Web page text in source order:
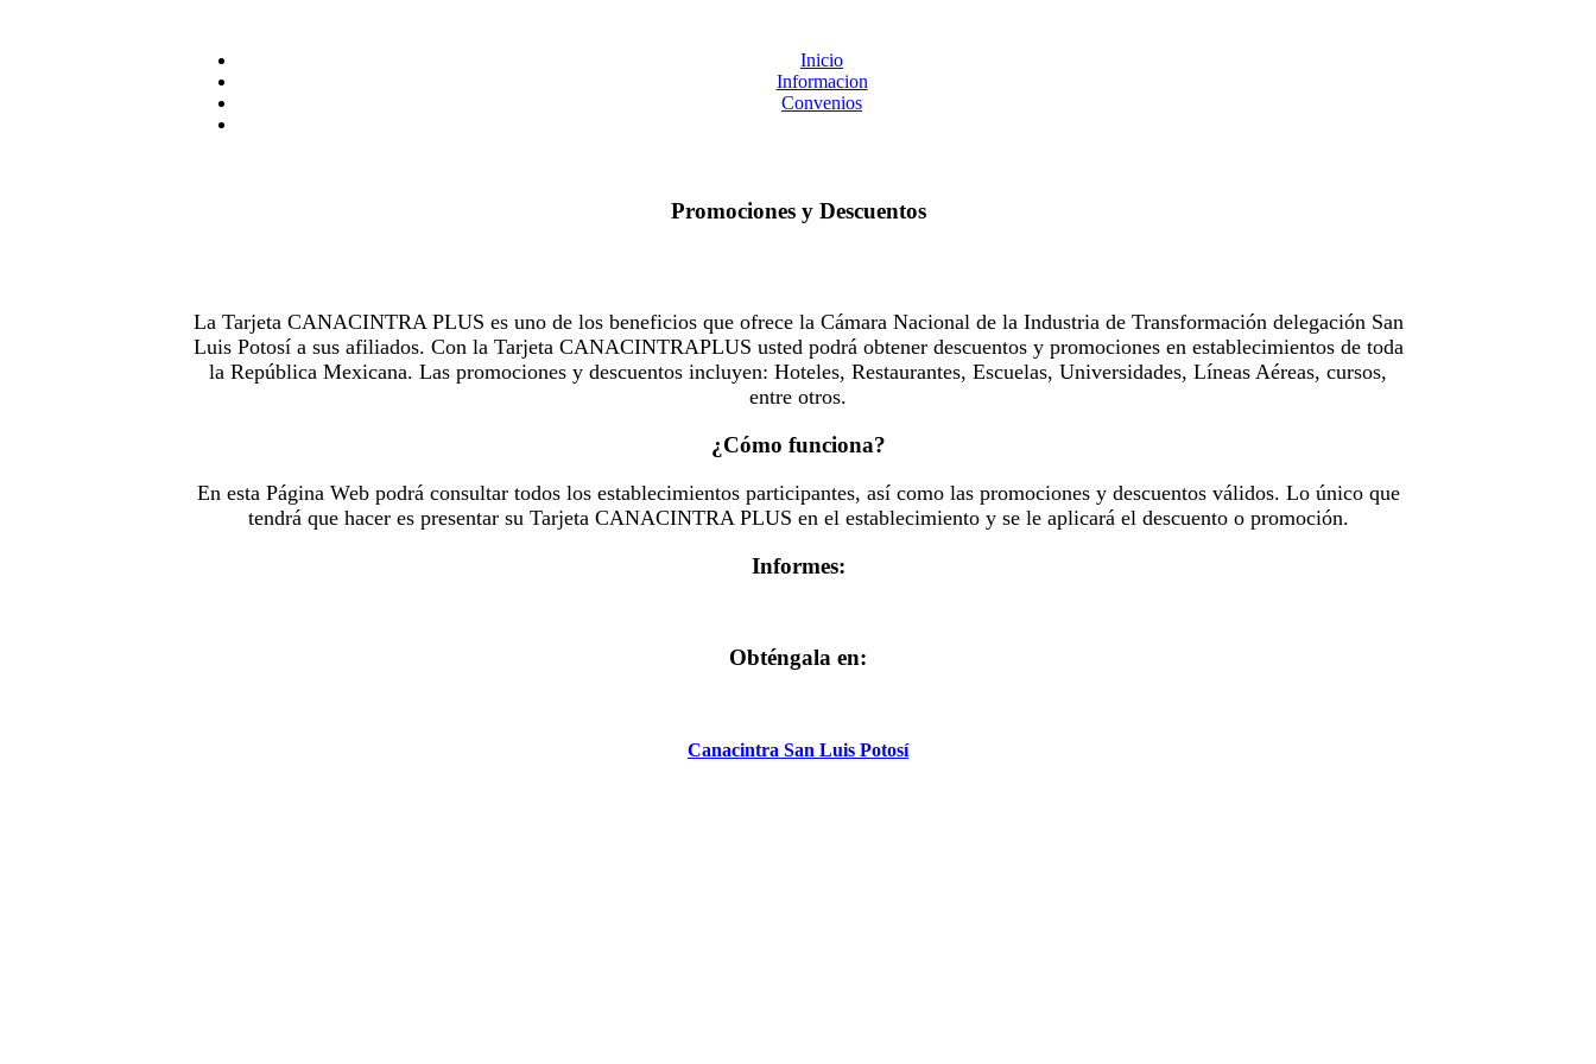
Inicio
Informacion
Convenios
Promociones y Descuentos
La Tarjeta CANACINTRA PLUS es uno de los beneficios que ofrece la Cámara Nacional de la Industria de Transformación delegación San
Luis Potosí a sus afiliados. Con la Tarjeta CANACINTRAPLUS usted podrá obtener descuentos y promociones en establecimientos de toda
la República Mexicana. Las promociones y descuentos incluyen: Hoteles, Restaurantes, Escuelas, Universidades, Líneas Aéreas, cursos,
entre otros.
¿Cómo funciona?
En esta Página Web podrá consultar todos los establecimientos participantes, así como las promociones y descuentos válidos. Lo único que
tendrá que hacer es presentar su Tarjeta CANACINTRA PLUS en el establecimiento y se le aplicará el descuento o promoción.
Informes:
Obténgala en:
Canacintra San Luis Potosí